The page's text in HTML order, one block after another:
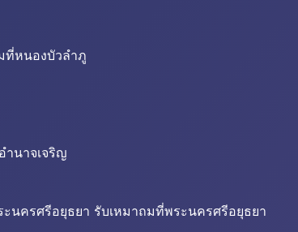
ที่หนองบัวลำภู
ำนาจเจริญ
นครศรีอยุธยา รับเหมาถมที่พระนครศรีอยุธยา